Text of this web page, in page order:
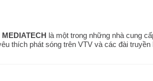
là một trong những nhà cung
thích phát sóng trên VTV và các đài